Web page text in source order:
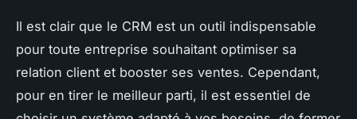
Il est clair que le CRM est un outil indispensable
pour toute entreprise souhaitant optimiser sa
relation client et booster ses ventes. Cependant,
pour en tirer le meilleur parti, il est essentiel de